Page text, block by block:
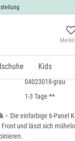
Kids
zzgl.Versand
04023018-grau
1-3 Tage **
– Die einfarbige 6-Panel
und lässt sich